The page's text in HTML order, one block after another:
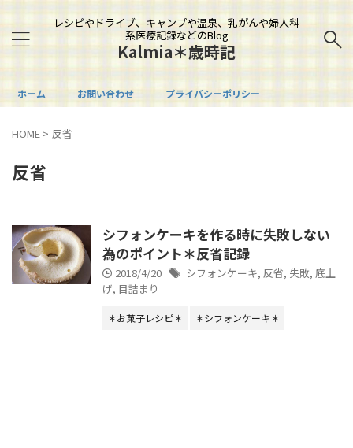
レシピやドライブ、キャンプや温泉、乳がんや婦人科
系医療記録などのBlog
Kalmia＊歳時記
ホーム お問い合わせ プライバシーポリシー
HOME > 反省
反省
シフォンケーキを作る時に失敗しない
為のポイント＊反省記録
2018/4/20 シフォンケーキ, 反省, 失敗, 底上
げ, 目詰まり
＊お菓子レシピ＊ ＊シフォンケーキ＊